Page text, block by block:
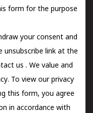
form for the purpose
your consent and
unsubscribe link at the
us . We value and
To view our privacy
this form, you agree
in accordance with